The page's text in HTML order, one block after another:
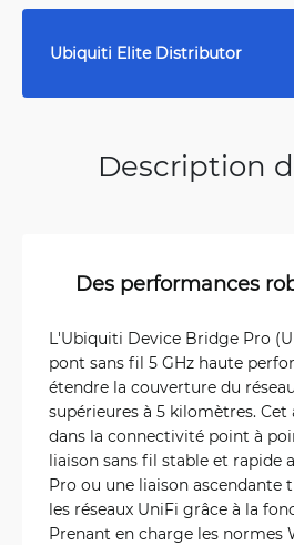
Ubiquiti Elite Distributor
Description
Des performances
L'Ubiquiti Device Bridge Pro
pont sans fil 5 GHz haute
étendre la couverture du
supérieures à 5 kilomètres. Cet
dans la connectivité point à
liaison sans fil stable et rapide
Pro ou une liaison ascendante
les réseaux UniFi grâce à la
Prenant en charge les normes